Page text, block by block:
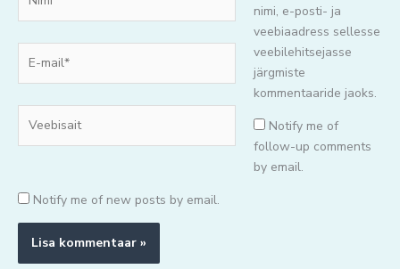
mail*
nimi, e-posti- ja
veebiaadress sellesse
veebilehitsejasse
järgmiste
kommentaaride jaoks.
Notify me of
follow-up comments
by email.
Notify me of new posts by email.